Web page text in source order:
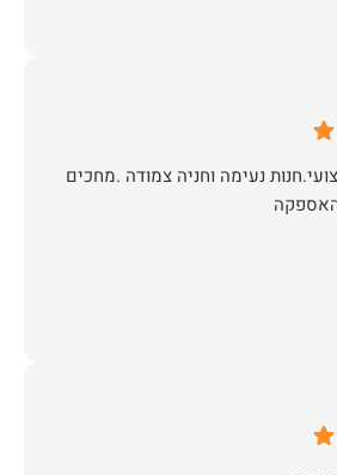
נעימה וחניה צמודה .מחכים